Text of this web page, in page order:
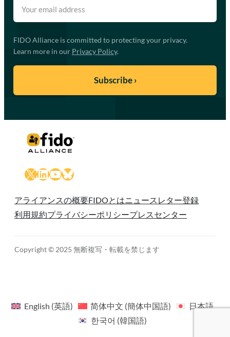
FIDO Alliance is committed to protecting your privacy.
Learn more in our Privacy Policy.
X LinkedIn
YouTube
Bluesky
アライアンスの概要FIDOとは ニュースレター登録
利用規約プライバシーポリシープレスセンター
Copyright © 2025 無断複写・転載を禁じます
English (英語) 简体中文 (簡体中国語)
日本語
한국어 (韓国語)